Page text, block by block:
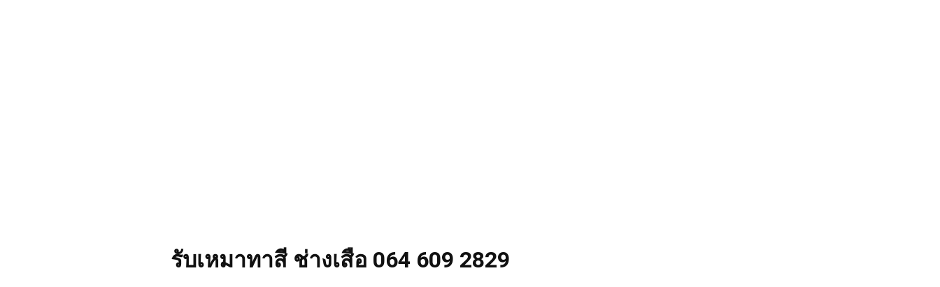
รับเหมาทาสี ช่างเสือ 064 609 2829